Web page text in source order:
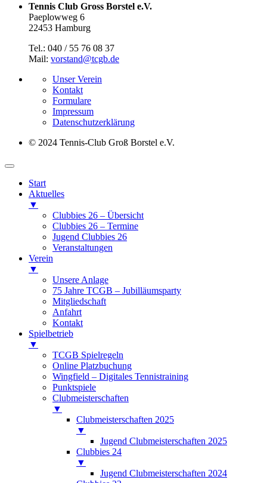
Tennis Club Gross Borstel e.V.
Paeplowweg 6
22453 Hamburg
Tel.: 040 / 55 76 08 37
Mail: vorstand@tcgb.de
Unser Verein
Kontakt
Formulare
Impressum
Datenschutz­erklärung
© 2024 Tennis-Club Groß Borstel e.V.
Start
Aktuelles
▼
Clubbies 26 – Übersicht
Clubbies 26 – Termine
Jugend Clubbies 26
Veranstaltungen
Verein
▼
Unsere Anlage
75 Jahre TCGB – Jubilläumsparty
Mitgliedschaft
Anfahrt
Kontakt
Spielbetrieb
▼
TCGB Spielregeln
Online Platzbuchung
Wingfield – Digitales Tennistraining
Punktspiele
Clubmeisterschaften
▼
Clubmeisterschaften 2025
▼
Jugend Clubmeisterschaften 2025
Clubbies 24
▼
Jugend Clubmeisterschaften 2024